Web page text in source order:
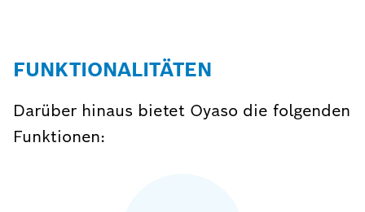
FUNKTIONALITÄTEN
Darüber hinaus bietet Oyaso die folgenden
Funktionen: